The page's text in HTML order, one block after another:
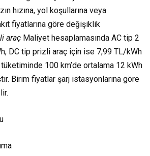
hızına, yol koşullarına veya
fiyatlarına göre değişiklik
araç Maliyet hesaplamasında AC tip 2
DC tip prizli araç için ise 7,99 TL/kWh
tüketiminde 100 km’de ortalama 12 kWh
Birim fiyatlar şarj istasyonlarına göre